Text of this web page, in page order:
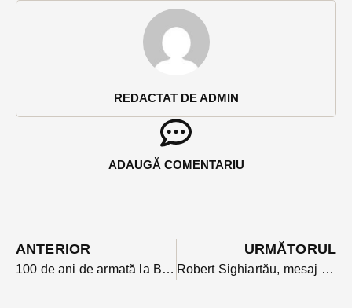
REDACTAT DE ADMIN
ADAUGĂ COMENTARIU
ANTERIOR
100 de ani de armată la Bistrița: defilare în uniformele celor două războaie
URMĂTORUL
Robert Sighiartău, mesaj pentru Dragnea după respingerea de PSD-ALDE a bugetării majorării alocațiilor:”nu vă bateți joc de copii, cu vitamine”